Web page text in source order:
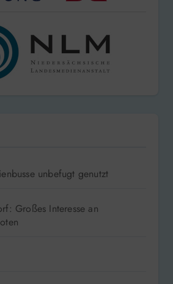
unbefugt genutzt
Großes Interesse an